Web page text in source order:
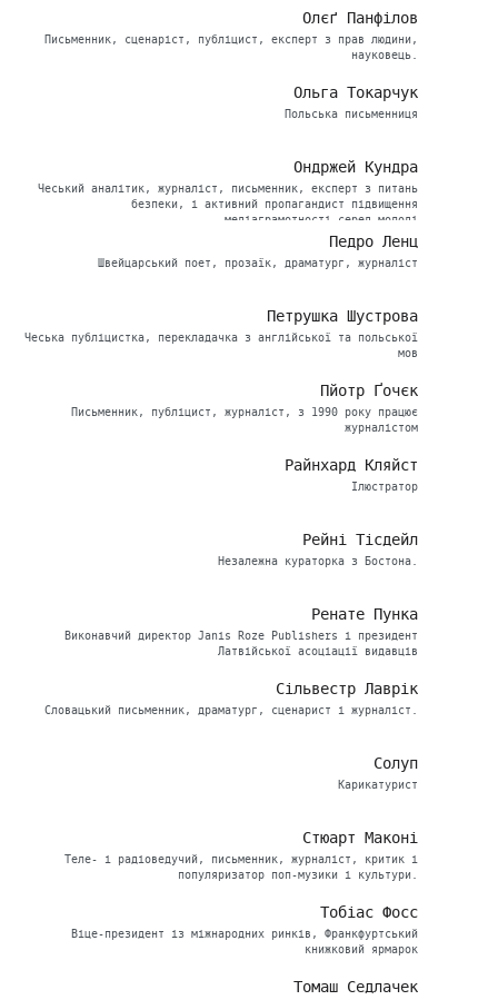
Олєґ Панфілов
Письменник, сценаріст, публіцист, експерт з прав людини,
науковець.
Ольга Токарчук
Польська письменниця
Ондржей Кундра
Чеський аналітик, журналіст, письменник, експерт з питань
безпеки, і активний пропагандист підвищення
медіаграмотності серед молоді
Педро Ленц
Швейцарський поет, прозаїк, драматург, журналіст
Петрушка Шустрова
Чеська публіцистка, перекладачка з англійської та польської
мов
Пйотр Ґочєк
Письменник, публіцист, журналіст, з 1990 року працює
журналістом
Райнхард Кляйст
Ілюстратор
Рейні Тісдейл
Незалежна кураторка з Бостона.
Ренате Пунка
Виконавчий директор Janis Roze Publishers і президент
Латвійської асоціації видавців
Сільвестр Лаврік
Словацький письменник, драматург, сценарист і журналіст.
Солуп
Карикатурист
Стюарт Маконі
Теле- і радіоведучий, письменник, журналіст, критик і
популяризатор поп-музики і культури.
Тобіас Фосс
Віце-президент із міжнародних ринків, Франкфуртський
книжковий ярмарок
Томаш Седлачек